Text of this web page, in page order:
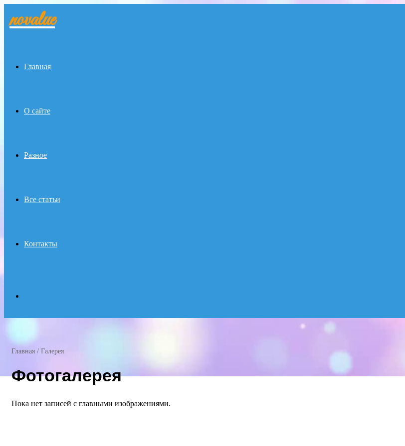
Menu
novalue
Главная
О сайте
Разное
Все статьи
Контакты
Главная / Галерея
Фотогалерея
Пока нет записей с главными изображениями.